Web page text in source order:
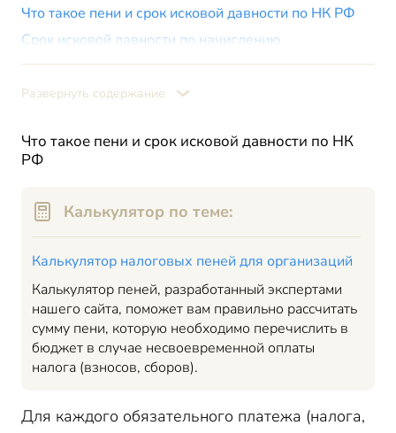
Что такое пени и срок исковой давности по НК РФ
Срок исковой давности по начислению
уплате пени юридическими лицами и ИП
Заключение
Развернуть содержание
Что такое пени и срок исковой давности по НК
РФ
Калькулятор по теме:
Калькулятор налоговых пеней для организаций
Калькулятор пеней, разработанный экспертами
нашего сайта, поможет вам правильно рассчитать
сумму пени, которую необходимо перечислить в
бюджет в случае несвоевременной оплаты
налога (взносов, сборов).
Для каждого обязательного платежа (налога,